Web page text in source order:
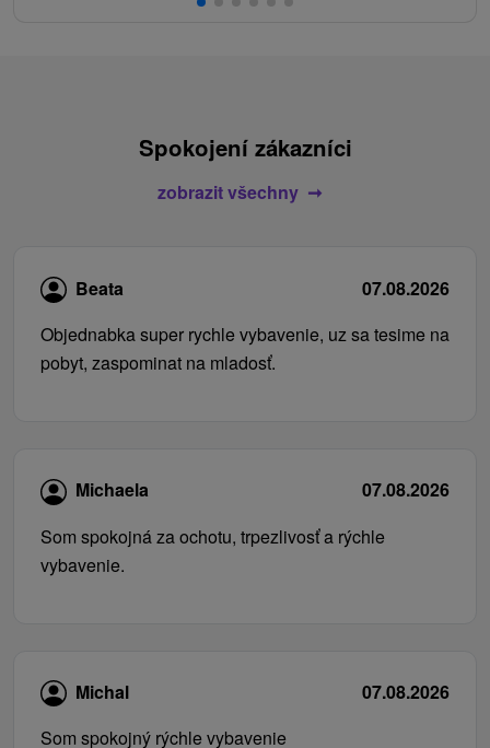
Spokojení zákazníci
zobrazit všechny
Beata
07.08.2026
Objednabka super rychle vybavenie, uz sa tesime na
pobyt, zaspominat na mladosť.
Michaela
07.08.2026
Som spokojná za ochotu, trpezlivosť a rýchle
vybavenie.
Michal
07.08.2026
Som spokojný rýchle vybavenie